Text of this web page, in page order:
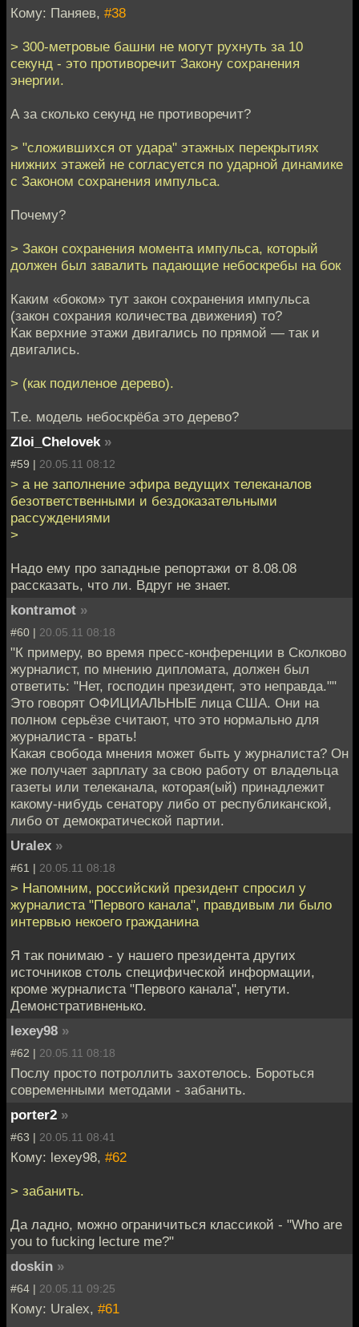
Кому: Паняев, #38
> 300-метровые башни не могут рухнуть за 10
секунд - это противоречит Закону сохранения
энергии.
А за сколько секунд не противоречит?
> "сложившихся от удара" этажных перекрытиях
нижних этажей не согласуется по ударной динамике
с Законом сохранения импульса.
Почему?
> Закон сохранения момента импульса, который
должен был завалить падающие небоскребы на бок
Каким «боком» тут закон сохранения импульса
(закон сохрания количества движения) то?
Как верхние этажи двигались по прямой — так и
двигались.
> (как подиленое дерево).
Т.е. модель небоскрёба это дерево?
Zloi_Chelovek »
#59 | 20.05.11 08:12
> а не заполнение эфира ведущих телеканалов
безответственными и бездоказательными
рассуждениями
>
Надо ему про западные репортажи от 8.08.08
рассказать, что ли. Вдруг не знает.
kontramot »
#60 | 20.05.11 08:18
"К примеру, во время пресс-конференции в Сколково
журналист, по мнению дипломата, должен был
ответить: "Нет, господин президент, это неправда.""
Это говорят ОФИЦИАЛЬНЫЕ лица США. Они на
полном серьёзе считают, что это нормально для
журналиста - врать!
Какая свобода мнения может быть у журналиста? Он
же получает зарплату за свою работу от владельца
газеты или телеканала, которая(ый) принадлежит
какому-нибудь сенатору либо от республиканской,
либо от демократической партии.
Uralex »
#61 | 20.05.11 08:18
> Напомним, российский президент спросил у
журналиста "Первого канала", правдивым ли было
интервью некоего гражданина
Я так понимаю - у нашего президента других
источников столь специфической информации,
кроме журналиста "Первого канала", нетути.
Демонстративненько.
lexey98 »
#62 | 20.05.11 08:18
Послу просто потроллить захотелось. Бороться
современными методами - забанить.
porter2 »
#63 | 20.05.11 08:41
Кому: lexey98, #62
> забанить.
Да ладно, можно ограничиться классикой - "Who are
you to fucking lecture me?"
doskin »
#64 | 20.05.11 09:25
Кому: Uralex, #61